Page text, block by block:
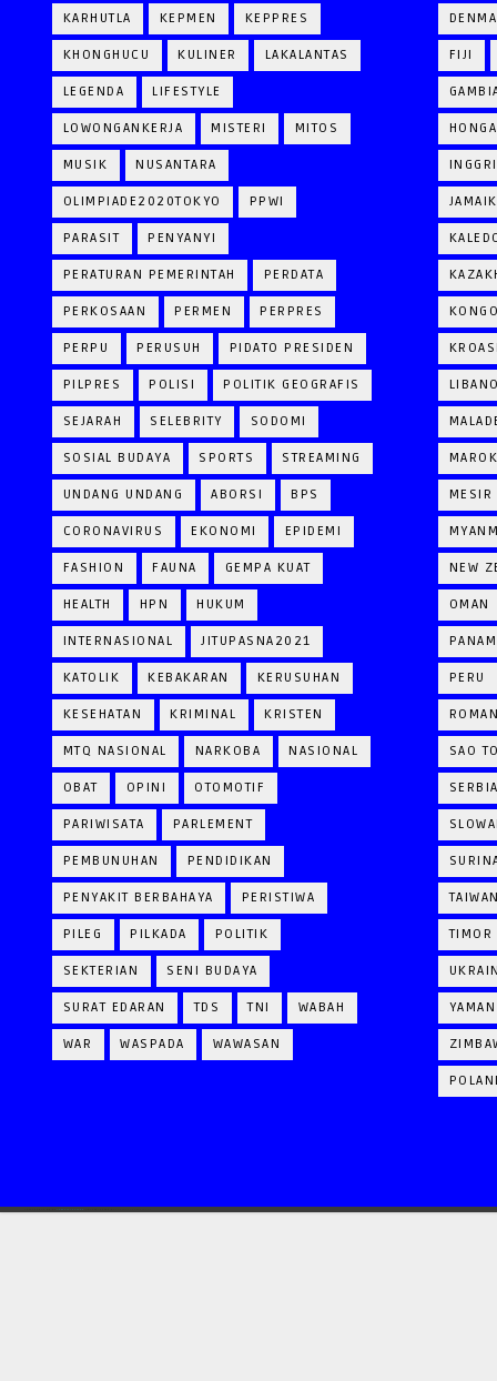
KARHUTLA KEPMEN KEPPRES
KHONGHUCU KULINER LAKALANTAS
LEGENDA LIFESTYLE
LOWONGANKERJA MISTERI MITOS
MUSIK NUSANTARA
OLIMPIADE2020TOKYO PPWI
PARASIT PENYANYI
PERATURAN PEMERINTAH PERDATA
PERKOSAAN PERMEN PERPRES
PERPU PERUSUH PIDATO PRESIDEN
PILPRES POLISI POLITIK GEOGRAFIS
SEJARAH SELEBRITY SODOMI
SOSIAL BUDAYA SPORTS STREAMING
UNDANG UNDANG ABORSI BPS
CORONAVIRUS EKONOMI EPIDEMI
FASHION FAUNA GEMPA KUAT
HEALTH HPN HUKUM
INTERNASIONAL JITUPASNA2021
KATOLIK KEBAKARAN KERUSUHAN
KESEHATAN KRIMINAL KRISTEN
MTQ NASIONAL NARKOBA NASIONAL
OBAT OPINI OTOMOTIF
PARIWISATA PARLEMENT
PEMBUNUHAN PENDIDIKAN
PENYAKIT BERBAHAYA PERISTIWA
PILEG PILKADA POLITIK
SEKTERIAN SENI BUDAYA
SURAT EDARAN TDS TNI WABAH
WAR WASPADA WAWASAN
FIJI
MESIR
NEW
OMAN
PERU
SAO
TIMOR
YAMAN